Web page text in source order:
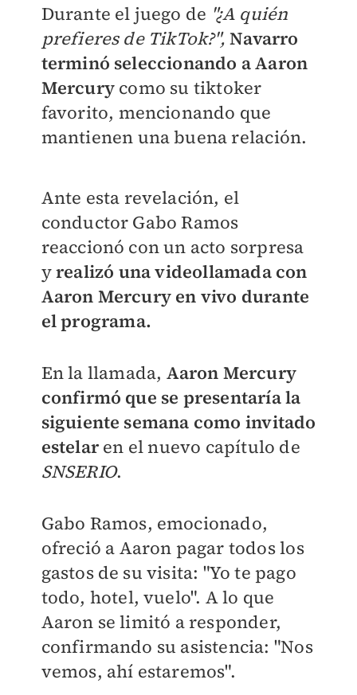
Durante el juego de "¿A quién
prefieres de TikTok?", Navarro
terminó seleccionando a Aaron
Mercury como su tiktoker
favorito, mencionando que
mantienen una buena relación.
Ante esta revelación, el
conductor Gabo Ramos
reaccionó con un acto sorpresa
yrealizó una videollamada con
Aaron Mercury en vivo durante
el programa.
En la llamada, Aaron Mercury
confirmó que se presentaría la
siguiente semana como invitado
estelaren el nuevo capítulo de
SNSERIO.
Gabo Ramos, emocionado,
ofreció a Aaron pagar todos los
gastos de su visita: "Yo te pago
todo, hotel, vuelo". A lo que
Aaron se limitó a responder,
confirmando su asistencia: "Nos
vemos, ahí estaremos".